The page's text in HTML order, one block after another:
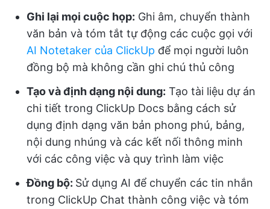
Ghi lại mọi cuộc họp: Ghi âm, chuyển thành
văn bản và tóm tắt tự động các cuộc gọi với
AI Notetaker của ClickUp để mọi người luôn
đồng bộ mà không cần ghi chú thủ công
Tạo và định dạng nội dung: Tạo tài liệu dự án
chi tiết trong ClickUp Docs bằng cách sử
dụng định dạng văn bản phong phú, bảng,
nội dung nhúng và các kết nối thông minh
với các công việc và quy trình làm việc
Đồng bộ: Sử dụng AI để chuyển các tin nhắn
trong ClickUp Chat thành công việc và tóm